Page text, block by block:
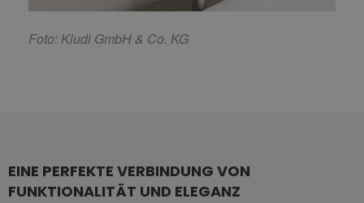
Foto: Kludi GmbH & Co. KG
EINE PERFEKTE VERBINDUNG VON
FUNKTIONALITÄT UND ELEGANZ